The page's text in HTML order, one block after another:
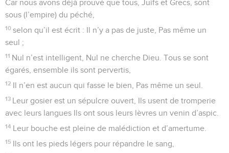
Car nous avons déjà prouvé que tous, Juifs et Grecs, sont
sous (l’empire) du péché,
10 selon qu’il est écrit : Il n’y a pas de juste, Pas même un
seul ;
11 Nul n’est intelligent, Nul ne cherche Dieu. Tous se sont
égarés, ensemble ils sont pervertis,
12 Il n’en est aucun qui fasse le bien, Pas même un seul.
13 Leur gosier est un sépulcre ouvert, Ils usent de tromperie
avec leurs langues Ils ont sous leurs lèvres un venin d’aspic.
14 Leur bouche est pleine de malédiction et d’amertume.
15 Ils ont les pieds légers pour répandre le sang,